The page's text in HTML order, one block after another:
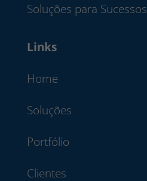
Soluções para Sucessos
Links
Home
Soluções
Portfólio
Clientes